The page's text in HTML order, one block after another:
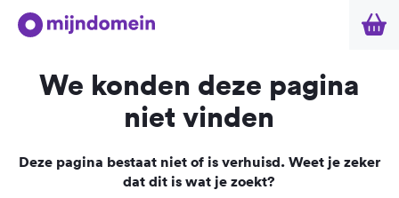
We konden deze pagina
niet vinden
Deze pagina bestaat niet of is verhuisd. Weet je zeker
dat dit is wat je zoekt?